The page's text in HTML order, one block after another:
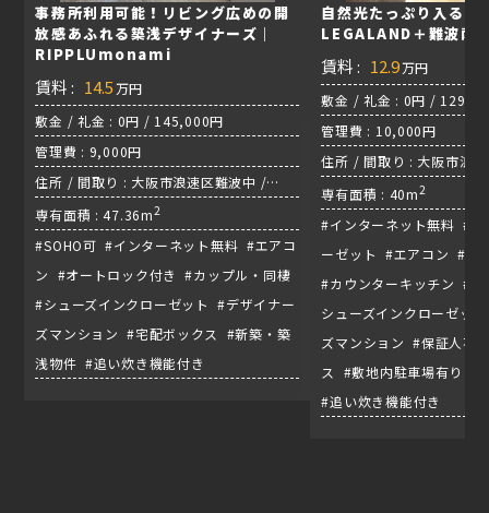
事務所利用可能！リビング広めの開
放感あふれる築浅デザイナーズ｜
RIPPLUmonami
賃料 : 14.5 万円
敷金 / 礼金 : 0円 / 145,000円
管理費 : 9,000円
住所 / 間取り : 大阪市浪速区難波中 /
1LDK / 御堂筋線『なんば駅』
専有面積 : 47.36m2
#SOHO可 #インターネット無料 #エアコ
ン #オートロック付き #カップル・同棲
#シューズインクローゼット #デザイナー
ズマンション #宅配ボックス #新築・築
浅物件 #追い炊き機能付き
自然光たっぷり入る新
LEGALAND＋難波南
賃料 : 12.9万円
敷金 / 礼金 : 0円 /
管理費 : 10,000円
住所 / 間取り : 大阪市浪
1LDK / 御堂筋線『大国町
専有面積 : 40m2
#インターネット無料 #ウ
ーゼット #エアコン #オ
#カウンターキッチン #
シューズインクローゼッ
ズマンション #保証人不
ス #敷地内駐車場有り #
#追い炊き機能付き